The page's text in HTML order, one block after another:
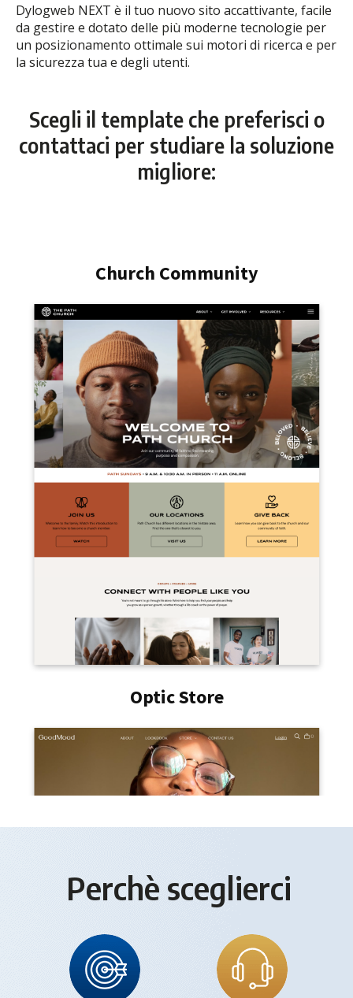
Dylogweb NEXT è il tuo nuovo sito accattivante, facile
da gestire e dotato delle più moderne tecnologie per
un posizionamento ottimale sui motori di ricerca e per
la sicurezza tua e degli utenti.
Scegli il template che preferisci o
contattaci per studiare la soluzione
migliore:
Perchè sceglierci